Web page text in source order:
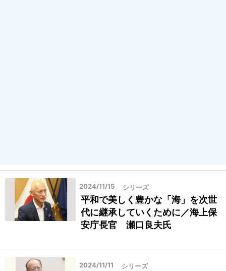
2024/11/15 シリーズ
平和で美しく豊かな「海」を次世
代に継承していくために／海上保
安庁長官 瀬口良夫氏
2024/11/11 シリーズ